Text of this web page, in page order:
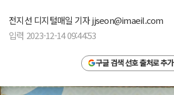
전지선 디지털매일 기자jjseon@imaeil.com
입력 2023-12-14 09:44:53
구글 검색 선호 출처로 추가